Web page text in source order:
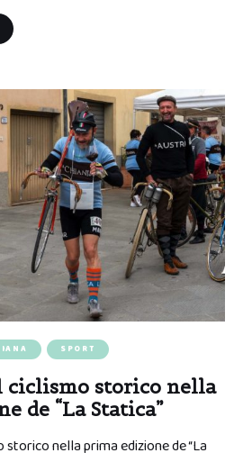
SPORT
ciclismo storico nella
de “La Statica”
nella prima edizione de “La